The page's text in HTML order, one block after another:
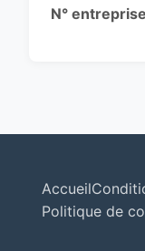
N°
Accueil
Politique de